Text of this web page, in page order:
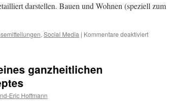
darstellen. Bauen und Wohnen (speziell zum
, Social Media | Kommentare deaktiviertfür
ganzheitlichen
Eric Hoffmann